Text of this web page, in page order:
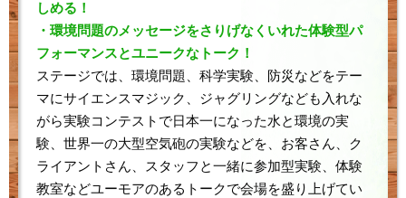
しめる！
・環境問題のメッセージをさりげなくいれた体験型パ
フォーマンスとユニークなトーク！
ステージでは、環境問題、科学実験、防災などをテー
マにサイエンスマジック、ジャグリングなども入れな
がら実験コンテストで日本一になった水と環境の実
験、世界一の大型空気砲の実験などを、お客さん、ク
ライアントさん、スタッフと一緒に参加型実験、体験
教室などユーモアのあるトークで会場を盛り上げてい